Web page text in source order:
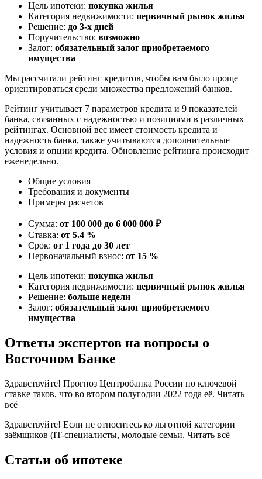
Цель ипотеки: покупка жилья
Категория недвижимости: первичный рынок жилья
Решение: до 3-х дней
Поручительство: возможно
Залог: обязательный залог приобретаемого
имущества
Мы рассчитали рейтинг кредитов, чтобы вам было проще
ориентироваться среди множества предложений банков.
Рейтинг учитывает 7 параметров кредита и 9 показателей
банка, связанных с надежностью и позициями в различных
рейтингах. Основной вес имеет стоимость кредита и
надежность банка, также учитываются дополнительные
условия и опции кредита. Обновление рейтинга происходит
еженедельно.
Общие условия
Требования и документы
Примеры расчетов
Сумма: от 100 000 до 6 000 000 ₽
Ставка: от 5.4 %
Срок: от 1 года до 30 лет
Первоначальный взнос: от 15 %
Цель ипотеки: покупка жилья
Категория недвижимости: первичный рынок жилья
Решение: больше недели
Залог: обязательный залог приобретаемого
имущества
Ответы экспертов на вопросы о
Восточном Банке
Здравствуйте! Прогноз Центробанка России по ключевой
ставке таков, что во втором полугодии 2022 года её. Читать
всё
Здравствуйте! Если не относитесь ко льготной категории
заёмщиков (IT-специалисты, молодые семьи. Читать всё
Статьи об ипотеке